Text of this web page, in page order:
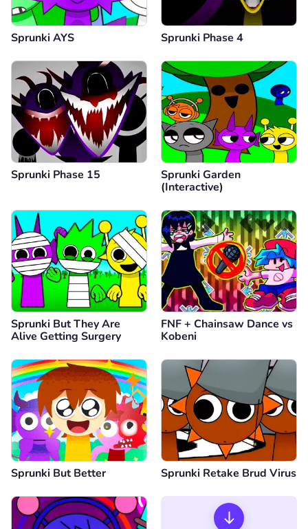
Sprunki AYS Sprunki Phase 4
Sprunki Phase 15
Sprunki Garden
(Interactive)
Sprunki But They Are
Alive Getting Surgery
FNF + Chainsaw Dance vs
Kobeni
Sprunki But Better Sprunki Retake Brud Virus